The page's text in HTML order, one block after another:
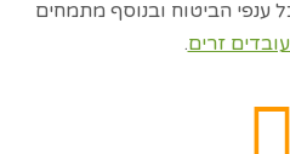
ענפי הביטוח ובנוסף מתמחים
זרים.